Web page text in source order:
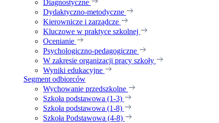
Diagnostyczne
Dydaktyczno-metodyczne
Kierownicze i zarządcze
Kluczowe w praktyce szkolnej
Ocenianie
Psychologiczno-pedagogiczne
W zakresie organizacji pracy szkoły
Wyniki edukacyjne
Segment odbiorców
Wychowanie przedszkolne
Szkoła podstawowa (1-3)
Szkoła podstawowa (1-8)
Szkoła Podstawowa (4-8)